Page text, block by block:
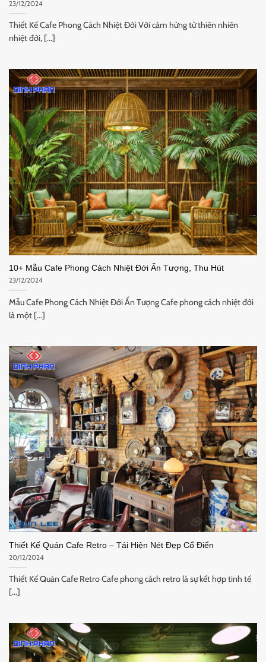
23/12/2024
Thiết Kế Cafe Phong Cách Nhiệt Đới Với cảm hứng từ thiên nhiên
nhiệt đới, [...]
10+ Mẫu Cafe Phong Cách Nhiệt Đới Ấn Tượng, Thu Hút
23/12/2024
Mẫu Cafe Phong Cách Nhiệt Đới Ấn Tượng Cafe phong cách nhiệt đới
là một [...]
Thiết Kế Quán Cafe Retro – Tái Hiện Nét Đẹp Cổ Điển
20/12/2024
Thiết Kế Quán Cafe Retro Cafe phong cách retro là sự kết hợp tinh tế
[...]